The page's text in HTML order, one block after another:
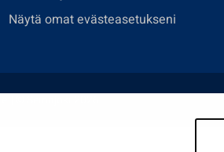
Näytä omat evästeasetukseni